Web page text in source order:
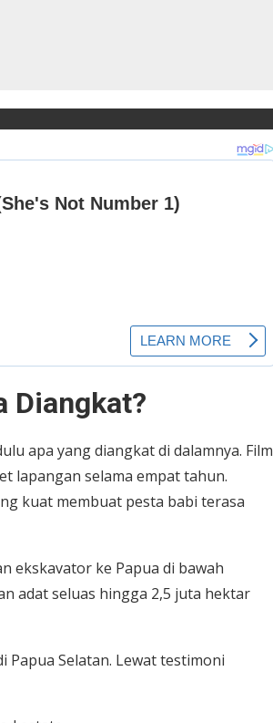
Diangkat?
apa yang diangkat di dalamnya. Film
lapangan selama empat tahun.
kuat membuat pesta babi terasa
ekskavator ke Papua di bawah
adat seluas hingga 2,5 juta hektar
Papua Selatan. Lewat testimoni